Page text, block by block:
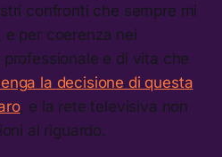
confronti che sempre mi
per coerenza nei
e di vita che
la decisione di questa
, e la rete televisiva non
al riguardo.